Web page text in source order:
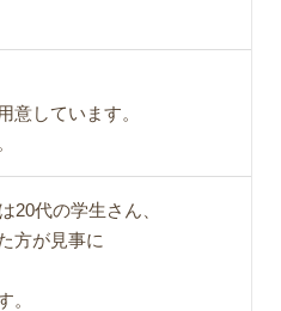
意しています。
20代の学生さん、
方が見事に
。